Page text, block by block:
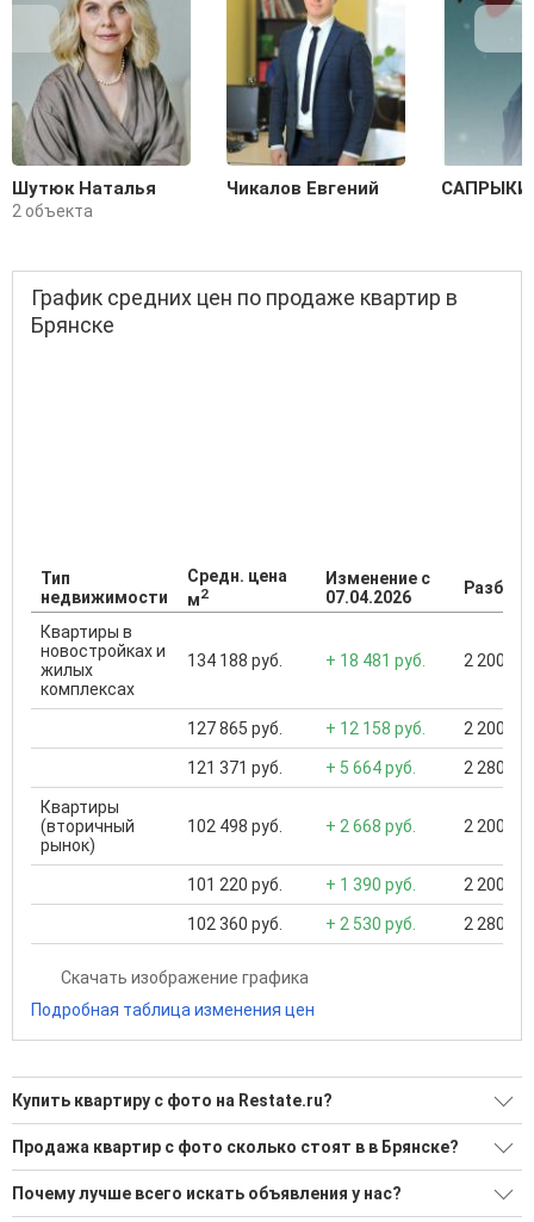
Шутюк Наталья
2 объекта
Чикалов Евгений
График средних цен по продаже квартир в
Брянске
Тип
недвижимости
Средн. цена
м2
Изменение с
07.04.2026
Квартиры в
новостройках и
жилых
комплексах
134 188 руб. + 18 481 руб. 2 200
127 865 руб. + 12 158 руб. 2 200
121 371 руб. + 5 664 руб. 2 280
Квартиры
(вторичный
рынок)
102 498 руб. + 2 668 руб. 2 200
101 220 руб. + 1 390 руб. 2 200
102 360 руб. + 2 530 руб. 2 280
Скачать изображение графика
Подробная таблица изменения цен
Купить квартиру с фото на Restate.ru?
Ищите, как Купить квартиру с фото?
980 актуальных и проверенных объявлений
Воспользуйтесь нашим поиском по новостройкам, для
Продажа квартир с фото сколько стоят в в Брянске?
Минимальная цена: 35 000 Р. Максимальная цена: 49 000
000 Р; Средняя: 5 966 540 Р
Почему лучше всего искать объявления у нас?